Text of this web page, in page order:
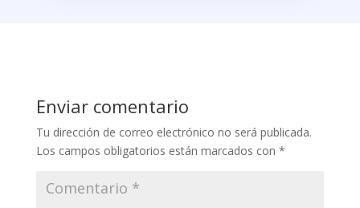
Enviar comentario
Tu dirección de correo electrónico no será publicada.
Los campos obligatorios están marcados con *